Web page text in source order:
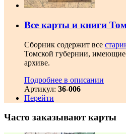
Все карты и книги
Сборник содержит все
Томской губернии,
архиве.
Подробнее в описании
Артикул: 36-006
Перейти
Часто заказывают карты